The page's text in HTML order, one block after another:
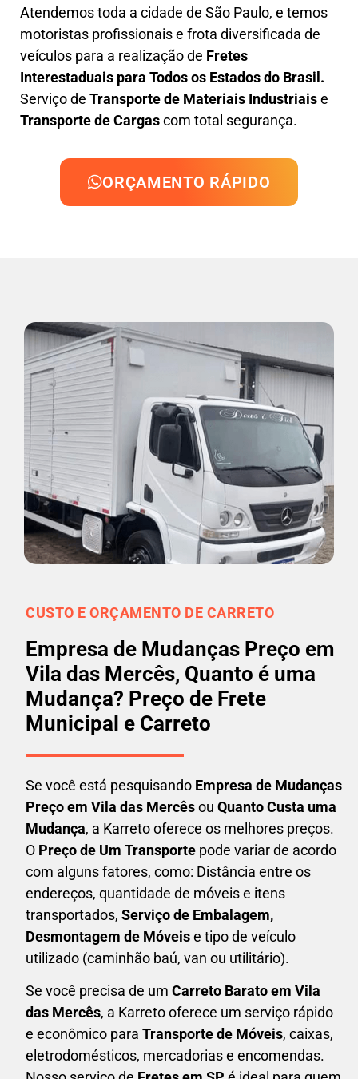
Atendemos toda a cidade de São Paulo, e temos
motoristas profissionais e frota diversificada de
veículos para a realização de Fretes
Interestaduais para Todos os Estados do Brasil.
Serviço de Transporte de Materiais Industriaise
Transporte de Cargascom total segurança.
ORÇAMENTO RÁPIDO
CUSTO E ORÇAMENTO DE CARRETO
Empresa de Mudanças Preço em
Vila das Mercês, Quanto é uma
Mudança? Preço de Frete
Municipal e Carreto
Se você está pesquisando Empresa de Mudanças
Preço em Vila das Mercêsou Quanto Custa uma
Mudança, a Karreto oferece os melhores preços.
O Preço de Um Transporte pode variar de acordo
com alguns fatores, como: Distância entre os
endereços, quantidade de móveis e itens
transportados, Serviço de Embalagem,
Desmontagem de Móveise tipo de veículo
utilizado (caminhão baú, van ou utilitário).
Se você precisa de um Carreto Barato em Vila
das Mercês, a Karreto oferece um serviço rápido
e econômico para Transporte de Móveis, caixas,
eletrodomésticos, mercadorias e encomendas.